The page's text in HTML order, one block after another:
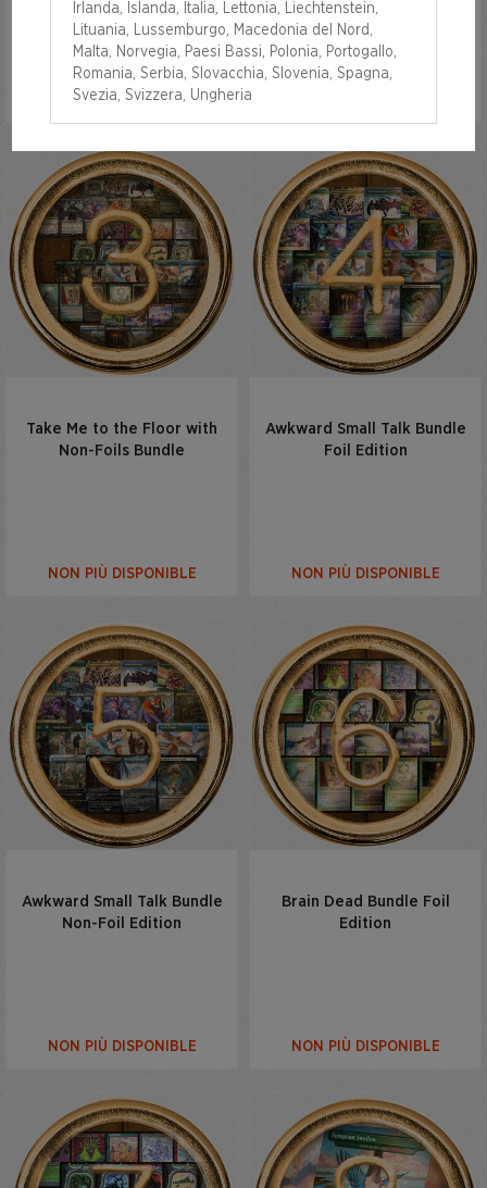
NON PIÙ DISPONIBLE
Take Me to the Floor with
Non-Foils Bundle
NON PIÙ DISPONIBLE
Awkward Small Talk Bundle
Foil Edition
NON PIÙ DISPONIBLE
Awkward Small Talk Bundle
Non-Foil Edition
NON PIÙ DISPONIBLE
Brain Dead Bundle Foil
Edition
NON PIÙ DISPONIBLE
Irlanda, Islanda, Italia, Lettonia, Liechtenstein,
Lituania, Lussemburgo, Macedonia del Nord,
Malta, Norvegia, Paesi Bassi, Polonia, Portogallo,
Romania, Serbia, Slovacchia, Slovenia, Spagna,
Svezia, Svizzera, Ungheria